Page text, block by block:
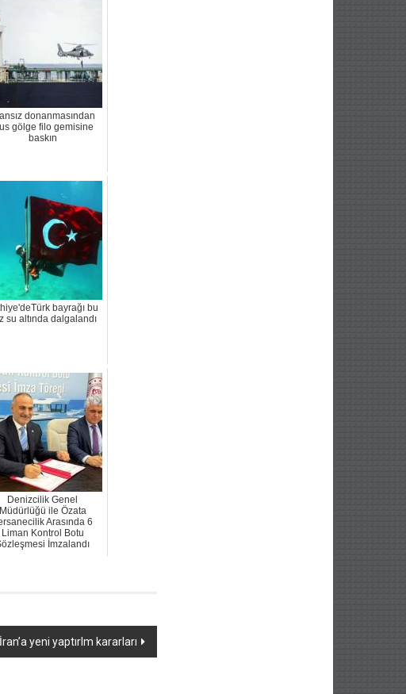
donanmasından
gölge filo gemisine
baskın
bayrağı bu
su altında dalgalandı
Denizcilik Genel
Müdürlüğü ile Özata
Arasında 6
Liman Kontrol Botu
İmzalandı
yeni yaptırlm kararları